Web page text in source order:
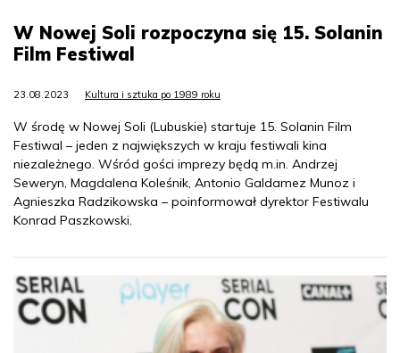
W Nowej Soli rozpoczyna się 15. Solanin
Film Festiwal
23.08.2023 Kultura i sztuka po 1989 roku
W środę w Nowej Soli (Lubuskie) startuje 15. Solanin Film
Festiwal – jeden z największych w kraju festiwali kina
niezależnego. Wśród gości imprezy będą m.in. Andrzej
Seweryn, Magdalena Koleśnik, Antonio Galdamez Munoz i
Agnieszka Radzikowska – poinformował dyrektor Festiwalu
Konrad Paszkowski.